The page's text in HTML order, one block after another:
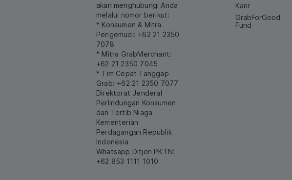
akan menghubungi Anda
melalui nomor berikut:
* Konsumen & Mitra
Pengemudi: +62 21 2350
7078
* Mitra GrabMerchant:
+62 21 2350 7045
* Tim Cepat Tanggap
Grab: +62 21 2350 7077
Direktorat Jenderal
Perlindungan Konsumen
dan Tertib Niaga
Kementerian
Perdagangan Republik
Indonesia
Whatsapp Ditjen PKTN:
+62 853 1111 1010
Karir
GrabForGood
Fund